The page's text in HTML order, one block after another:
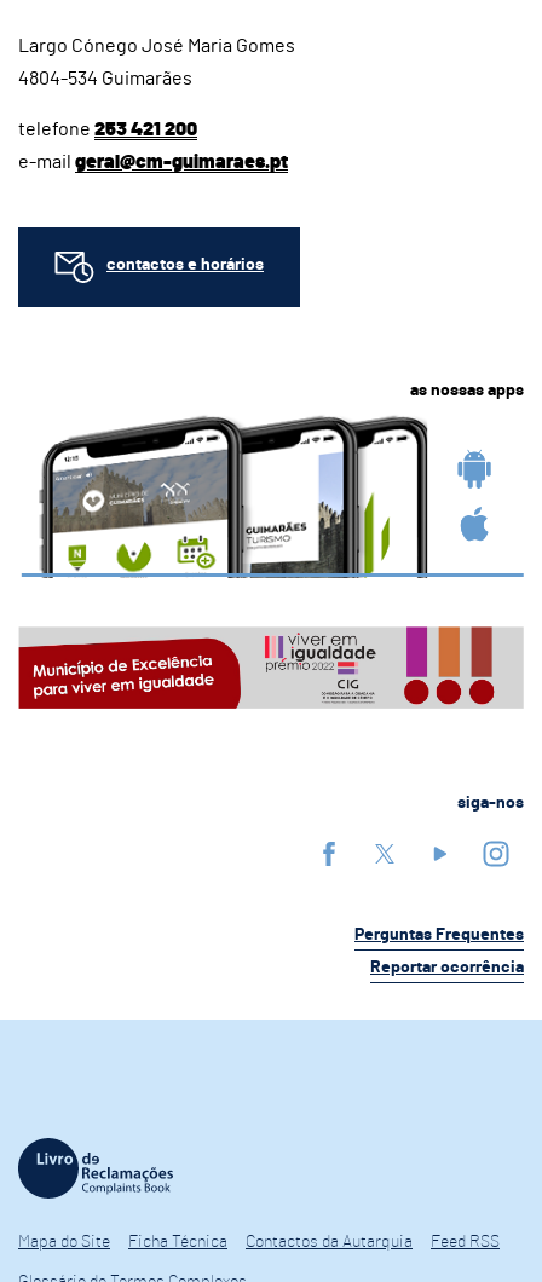
Largo Cónego José Maria Gomes
4804-534 Guimarães
telefone 253 421 200
e-mail geral@cm-guimaraes.pt
contactos e horários
as nossas apps
siga-nos
Perguntas Frequentes
Reportar ocorrência
Mapa do Site Ficha Técnica Contactos da Autarquia Feed RSS